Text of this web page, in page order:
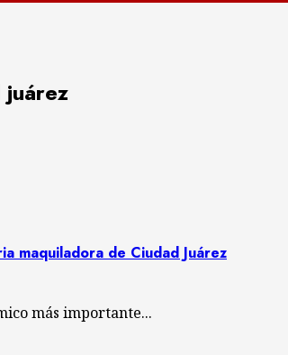
juárez
maquiladora de Ciudad Juárez
más importante...